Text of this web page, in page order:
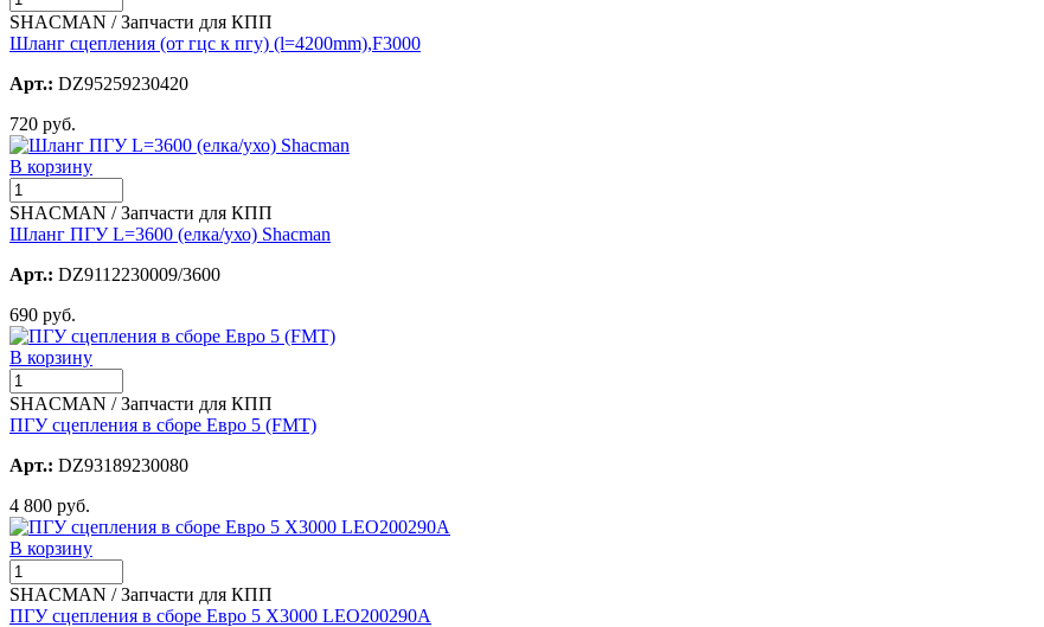
SHACMAN / Запчасти для КПП
Шланг сцепления (от гцс к пгу) (l=4200mm),F3000
Арт.: DZ95259230420
720 руб.
В корзину
SHACMAN / Запчасти для КПП
Шланг ПГУ L=3600 (елка/ухо) Shacman
Арт.: DZ9112230009/3600
690 руб.
В корзину
SHACMAN / Запчасти для КПП
ПГУ сцепления в сборе Евро 5 (FMT)
Арт.: DZ93189230080
4 800 руб.
В корзину
SHACMAN / Запчасти для КПП
ПГУ сцепления в сборе Евро 5 X3000 LEO200290A